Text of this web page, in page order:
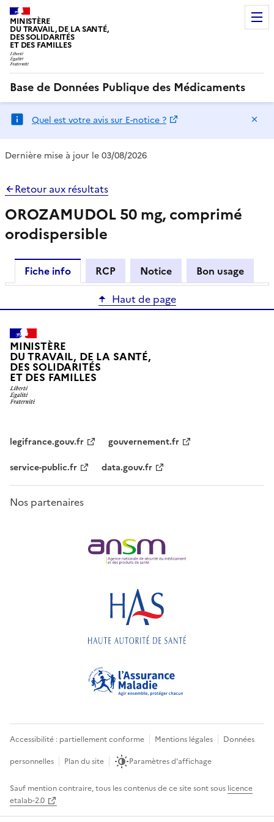
MINISTÈRE
DU TRAVAIL, DE LA SANTÉ,
DES SOLIDARITÉS
ET DES FAMILLES
Base de Données Publique des Médicaments
Quel est votre avis sur E-notice ?
Dernière mise à jour le 03/08/2026
Retour aux résultats
OROZAMUDOL 50 mg, comprimé
orodispersible
Fiche info RCP Notice
Bon usage
Haut de page
MINISTÈRE
DU TRAVAIL, DE LA SANTÉ,
DES SOLIDARITÉS
ET DES FAMILLES
legifrance.gouv.fr
gouvernement.fr
service-public.fr
data.gouv.fr
Nos partenaires
Accessibilité : partiellement conforme Mentions légales
Données
personnelles
Plan du site Paramètres d'affichage
Sauf mention contraire, tous les contenus de ce site sont sous licence
etalab-2.0